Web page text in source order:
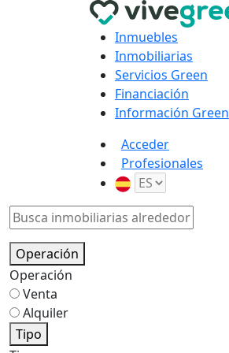
Inmuebles
Inmobiliarias
Servicios Green
Financiación
Información Green
Acceder
Profesionales
Operación
Operación
Venta
Alquiler
Tipo